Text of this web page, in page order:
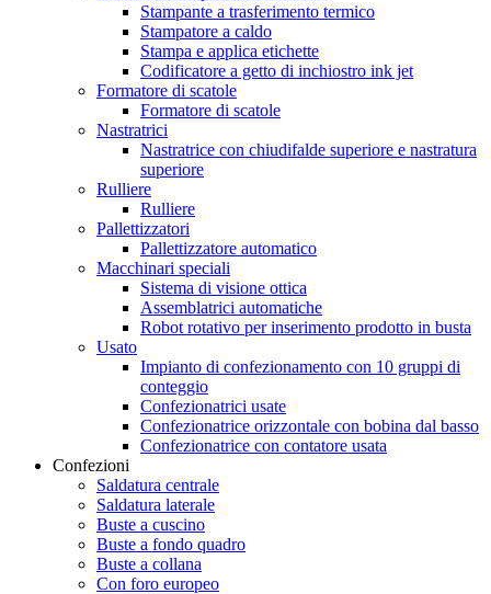
Stampante a trasferimento termico
Stampatore a caldo
Stampa e applica etichette
Codificatore a getto di inchiostro ink jet
Formatore di scatole
Formatore di scatole
Nastratrici
Nastratrice con chiudifalde superiore e nastratura
superiore
Rulliere
Rulliere
Pallettizzatori
Pallettizzatore automatico
Macchinari speciali
Sistema di visione ottica
Assemblatrici automatiche
Robot rotativo per inserimento prodotto in busta
Usato
Impianto di confezionamento con 10 gruppi di
conteggio
Confezionatrici usate
Confezionatrice orizzontale con bobina dal basso
Confezionatrice con contatore usata
Confezioni
Saldatura centrale
Saldatura laterale
Buste a cuscino
Buste a fondo quadro
Buste a collana
Con foro europeo